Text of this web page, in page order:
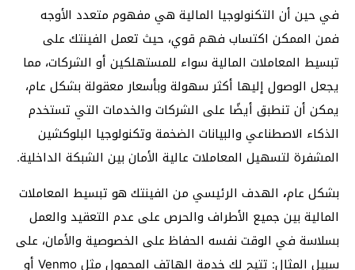
في حين أن التكنولوجيا المالية هي مفهوم متعدد الأوجه
فمن الممكن اكتساب فهم قوي، حيث تعمل الفينتك على
تبسيط المعاملات المالية سواء للمستهلكين أو الشركات، مما
يجعل الوصول إليها أكثر سهولة وبأسعار معقولة بشكل عام،
يمكن أن تنطبق أيضًا على الشركات والخدمات التي تستخدم
الذكاء الاصطناعي والبيانات الضخمة وتكنولوجيا البلوكشين
المشفرة لتسهيل المعاملات عالية الأمان بين الشبكة الداخلية.
بشكل عام، الهدف الرئيسي من الفينتك هو تبسيط المعاملات
المالية بين جميع الأطراف والحرص على عدم التعقيد والعمل
بسلاسة في الوقت نفسه الحفاظ على الخصوصية والأمان، على
سبيل المثال: تتيح لك خدمة الهاتف المحمول مثل Venmo أو